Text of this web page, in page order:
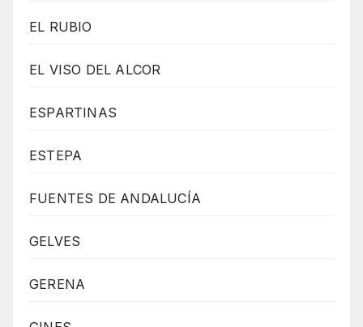
EL RUBIO
EL VISO DEL ALCOR
ESPARTINAS
ESTEPA
FUENTES DE ANDALUCÍA
GELVES
GERENA